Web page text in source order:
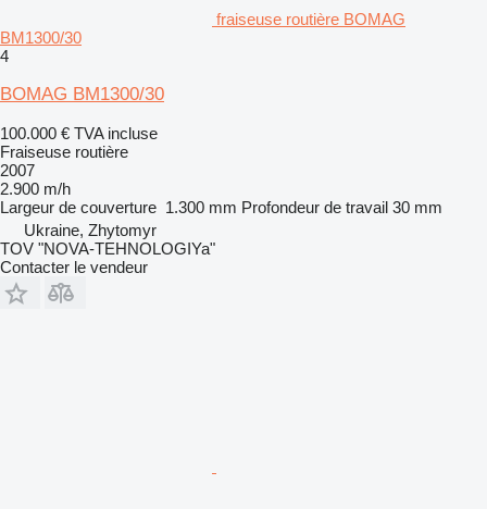
fraiseuse routière BOMAG
BM1300/30
4
BOMAG BM1300/30
100.000 € TVA incluse
Fraiseuse routière
2007
2.900 m/h
Largeur de couverture 1.300 mm Profondeur de travail 30 mm
Ukraine, Zhytomyr
TOV "NOVA-TEHNOLOGIYa"
Contacter le vendeur